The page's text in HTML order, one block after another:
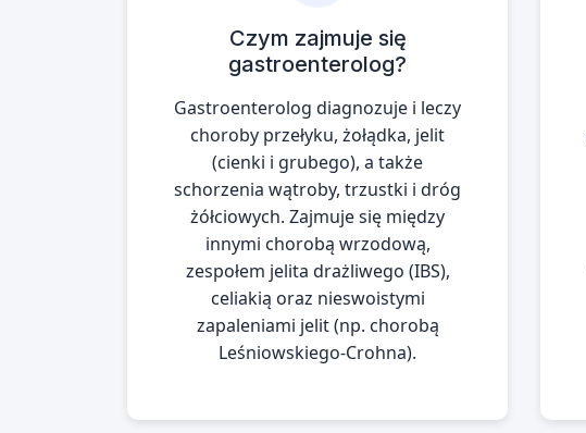
Czym zajmuje się
gastroenterolog?
Gastroenterolog diagnozuje i leczy
choroby przełyku, żołądka, jelit
(cienki i grubego), a także
schorzenia wątroby, trzustki i dróg
żółciowych. Zajmuje się między
innymi chorobą wrzodową,
zespołem jelita drażliwego (IBS),
celiakią oraz nieswoistymi
zapaleniami jelit (np. chorobą
Leśniowskiego-Crohna).